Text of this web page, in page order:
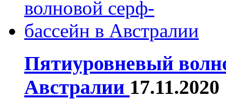
Пятиуровневый
Австралии 17.11.2020